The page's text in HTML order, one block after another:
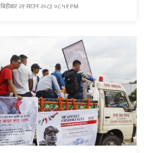
बिहीबार २१ साउन २०८३ ०८:५१ PM